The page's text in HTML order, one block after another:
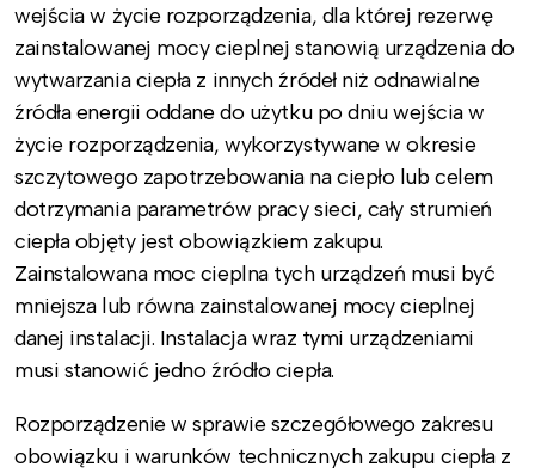
wejścia w życie rozporządzenia, dla której rezerwę
zainstalowanej mocy cieplnej stanowią urządzenia do
wytwarzania ciepła z innych źródeł niż odnawialne
źródła energii oddane do użytku po dniu wejścia w
życie rozporządzenia, wykorzystywane w okresie
szczytowego zapotrzebowania na ciepło lub celem
dotrzymania parametrów pracy sieci, cały strumień
ciepła objęty jest obowiązkiem zakupu.
Zainstalowana moc cieplna tych urządzeń musi być
mniejsza lub równa zainstalowanej mocy cieplnej
danej instalacji. Instalacja wraz tymi urządzeniami
musi stanowić jedno źródło ciepła.
Rozporządzenie w sprawie szczegółowego zakresu
obowiązku i warunków technicznych zakupu ciepła z